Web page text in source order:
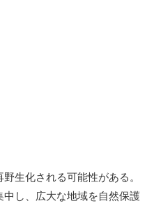
生化される可能性がある。
中し、広大な地域を自然保護